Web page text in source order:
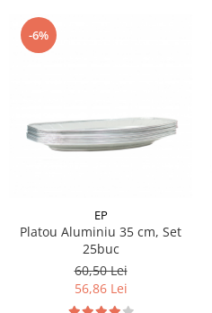
-6%
EP
Platou Aluminiu 35 cm, Set
25buc
60,50 Lei
56,86 Lei